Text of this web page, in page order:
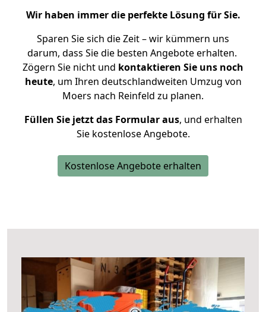
Wir haben immer die perfekte Lösung für Sie.
Sparen Sie sich die Zeit – wir kümmern uns
darum, dass Sie die besten Angebote erhalten.
Zögern Sie nicht und kontaktieren Sie uns noch
heute, um Ihren deutschlandweiten Umzug von
Moers nach Reinfeld zu planen.
Füllen Sie jetzt das Formular aus, und erhalten
Sie kostenlose Angebote.
Kostenlose Angebote erhalten